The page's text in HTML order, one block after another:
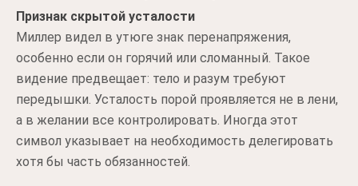
Признак скрытой усталости
Миллер видел в утюге знак перенапряжения,
особенно если он горячий или сломанный. Такое
видение предвещает: тело и разум требуют
передышки. Усталость порой проявляется не в лени,
а в желании все контролировать. Иногда этот
символ указывает на необходимость делегировать
хотя бы часть обязанностей.